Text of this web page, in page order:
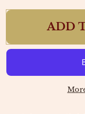
KAPSTOK
4
4
ADD